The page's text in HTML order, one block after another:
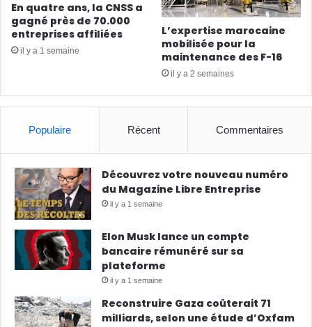
En quatre ans, la CNSS a
gagné près de 70.000
entreprises affiliées
il y a 1 semaine
L’expertise marocaine
mobilisée pour la
maintenance des F-16
il y a 2 semaines
Populaire Récent Commentaires
Découvrez votre nouveau numéro
du Magazine Libre Entreprise
il y a 1 semaine
Elon Musk lance un compte
bancaire rémunéré sur sa
plateforme
il y a 1 semaine
Reconstruire Gaza coûterait 71
milliards, selon une étude d’Oxfam